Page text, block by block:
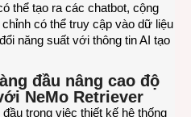
thể tạo ra các chatbot, cộng
có thể truy cập vào dữ liệu
năng suất với thông tin AI tạo
đầu nâng cao độ
NeMo Retriever
trong việc thiết kế hệ thống